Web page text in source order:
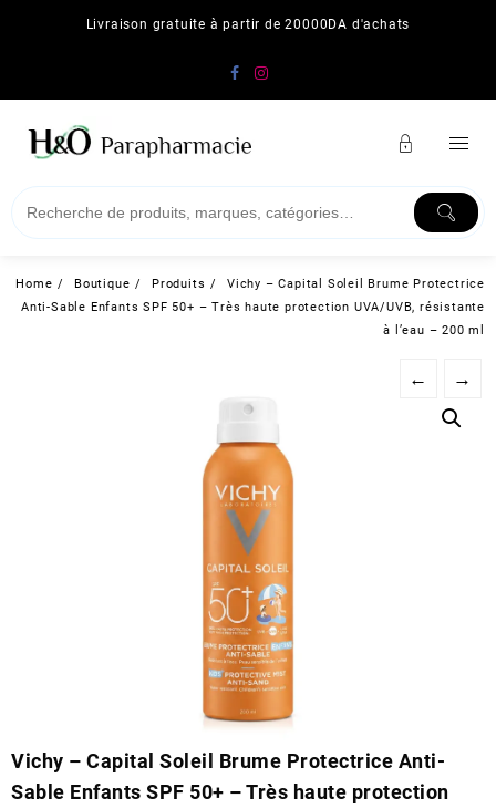
Livraison gratuite à partir de 20000DA d'achats
Home Boutique Produits
Vichy – Capital Soleil Brume Protectrice
Anti-Sable Enfants SPF 50+ – Très haute protection UVA/UVB, résistante
à l’eau – 200 ml
← →
Vichy – Capital Soleil Brume Protectrice Anti-
Sable Enfants SPF 50+ – Très haute protection